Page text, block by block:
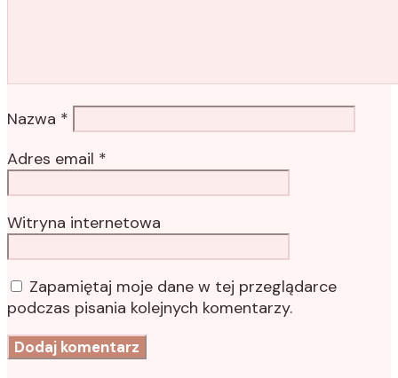
Nazwa *
Adres email *
Witryna internetowa
Zapamiętaj moje dane w tej przeglądarce
podczas pisania kolejnych komentarzy.